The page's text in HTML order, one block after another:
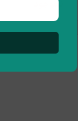
ناموجود